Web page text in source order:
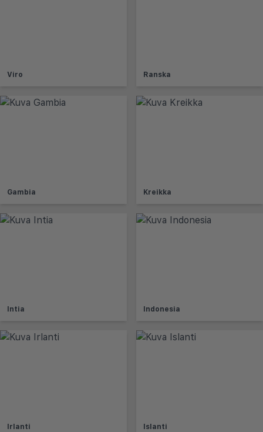
Viro Ranska
Gambia Kreikka
Intia Indonesia
Irlanti Islanti